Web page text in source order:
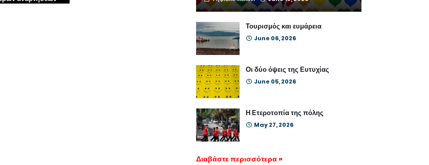
Τουρισμός και ευμάρεια
June 06, 2026
Οι δύο όψεις της Ευτυχίας
June 05, 2026
Η Ετεροτοπία της πόλης
May 27, 2026
Διαβάστε περισσότερα »